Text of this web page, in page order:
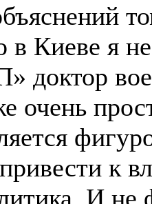
в Киеве я
доктор
к
И не